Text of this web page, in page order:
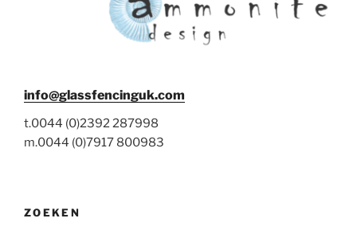
info@glassfencinguk.com
t.0044 (0)2392 287998
m.0044 (0)7917 800983
ZOEKEN